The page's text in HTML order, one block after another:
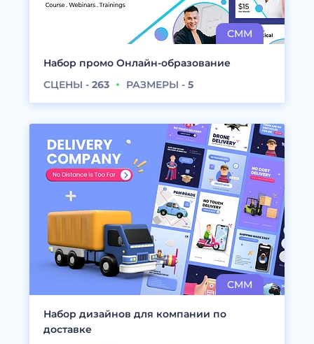
Набор промо Онлайн-образование
СЦЕНЫ - 263 РАЗМЕРЫ - 5
Набор дизайнов для компании по
доставке